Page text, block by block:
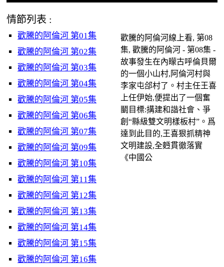
情節列表 :
歡騰的阿倫河 第01集
歡騰的阿倫河 第02集
歡騰的阿倫河 第03集
歡騰的阿倫河 第04集
歡騰的阿倫河 第05集
歡騰的阿倫河 第06集
歡騰的阿倫河 第07集
歡騰的阿倫河 第09集
歡騰的阿倫河 第10集
歡騰的阿倫河 第11集
歡騰的阿倫河 第12集
歡騰的阿倫河 第13集
歡騰的阿倫河 第14集
歡騰的阿倫河 第15集
歡騰的阿倫河 第16集
歡騰的阿倫河線上看, 第08
集, 歡騰的阿倫河 - 第08集 -
故事發生在內矇古呼倫貝爾
的一個小山村,阿倫河村與
李家屯郃村了。村主任王喜
上任伊始,便提出了一個奮
鬭目標:搆建和諧社會、爭
創“縣級雙文明樣板村”。爲
達到此目的,王喜狠抓精神
文明建設,全麪貫徹落實
《中國公